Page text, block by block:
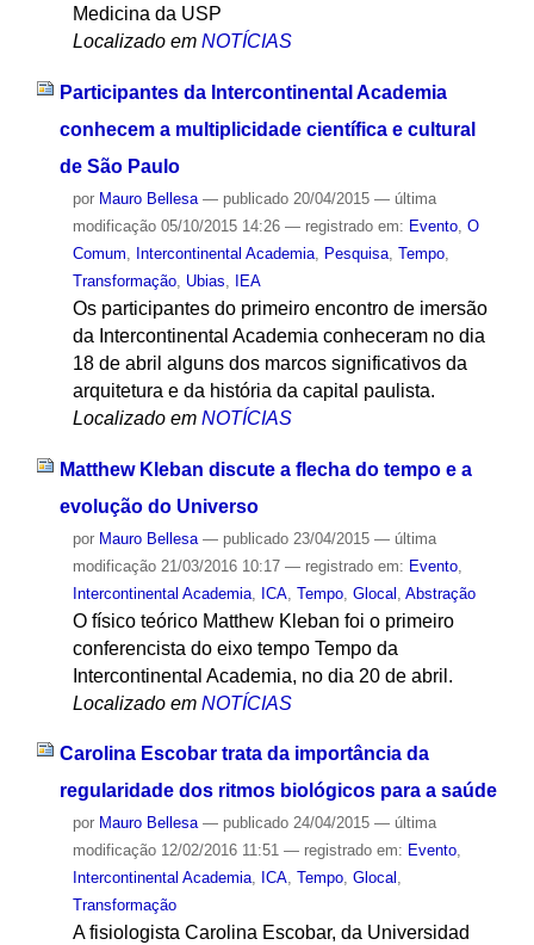
Medicina da USP
Localizado em NOTÍCIAS
Participantes da Intercontinental Academia
conhecem a multiplicidade científica e cultural
de São Paulo
por Mauro Bellesa — publicado20/04/2015 — última
modificação05/10/2015 14:26 — registrado em: Evento, O
Comum
Intercontinental Academia, Pesquisa, Tempo,
Transformação, Ubias IEA
Os participantes do primeiro encontro de imersão
da Intercontinental Academia conheceram no dia
18 de abril alguns dos marcos significativos da
arquitetura e da história da capital paulista.
Localizado em NOTÍCIAS
Matthew Kleban discute a flecha do tempo e a
evolução do Universo
por Mauro Bellesa — publicado23/04/2015 — última
modificação21/03/2016 10:17 — registrado em: Evento,
Intercontinental Academia, ICA, Tempo, Glocal Abstração
O físico teórico Matthew Kleban foi o primeiro
conferencista do eixo tempo Tempo da
Intercontinental Academia, no dia 20 de abril.
Localizado em NOTÍCIAS
Carolina Escobar trata da importância da
regularidade dos ritmos biológicos para a saúde
por Mauro Bellesa — publicado24/04/2015 — última
modificação12/02/2016 11:51 — registrado em: Evento,
Intercontinental Academia, ICA, Tempo, Glocal ,
Transformação
A fisiologista Carolina Escobar, da Universidad